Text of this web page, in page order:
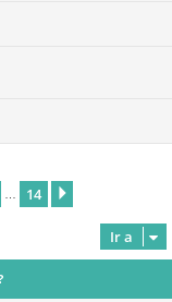
14
Ir a